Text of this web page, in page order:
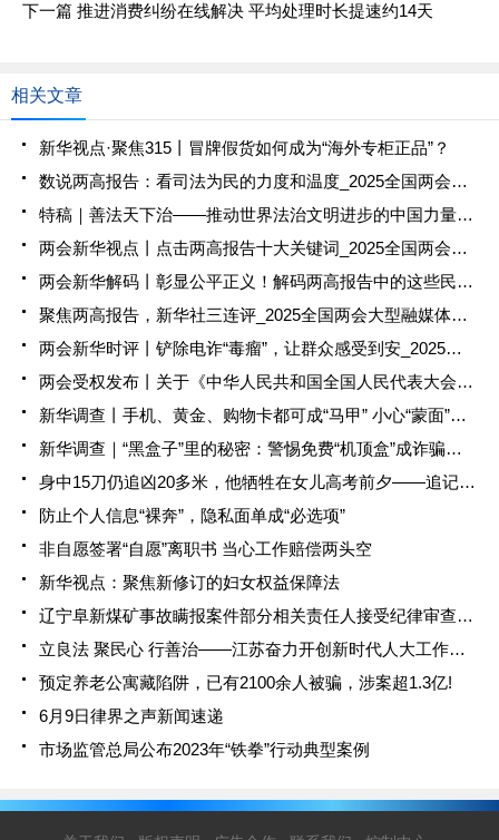
下一篇 推进消费纠纷在线解决 平均处理时长提速约14天
相关文章
新华视点·聚焦315丨冒牌假货如何成为“海外专柜正品”？
数说两高报告：看司法为民的力度和温度_2025全国两会大型融媒体专题_新华网
特稿｜善法天下治——推动世界法治文明进步的中国力量_2025全国两会大型融媒体专题_新华网
两会新华视点丨点击两高报告十大关键词_2025全国两会大型融媒体专题_新华网
两会新华解码丨彰显公平正义！解码两高报告中的这些民生案_2025全国两会大型融媒体专题_新华网
聚焦两高报告，新华社三连评_2025全国两会大型融媒体专题_新华网
两会新华时评丨铲除电诈“毒瘤”，让群众感受到安_2025全国两会大型融媒体专题_新华网
两会受权发布丨关于《中华人民共和国全国人民代表大会和地方各级人民代表大会代表法（修正草案）》的说明_2025全国两会大型融媒体专题_新华网
新华调查丨手机、黄金、购物卡都可成“马甲” 小心“蒙面”高利贷！
新华调查｜“黑盒子”里的秘密：警惕免费“机顶盒”成诈骗工具
身中15刀仍追凶20多米，他牺牲在女儿高考前夕——追记浴血擒凶的湖北民警邱建军
防止个人信息“裸奔”，隐私面单成“必选项”
非自愿签署“自愿”离职书 当心工作赔偿两头空
新华视点：聚焦新修订的妇女权益保障法
辽宁阜新煤矿事故瞒报案件部分相关责任人接受纪律审查和监察调查
立良法 聚民心 行善治——江苏奋力开创新时代人大工作新局面
预定养老公寓藏陷阱，已有2100余人被骗，涉案超1.3亿!
6月9日律界之声新闻速递
市场监管总局公布2023年“铁拳”行动典型案例